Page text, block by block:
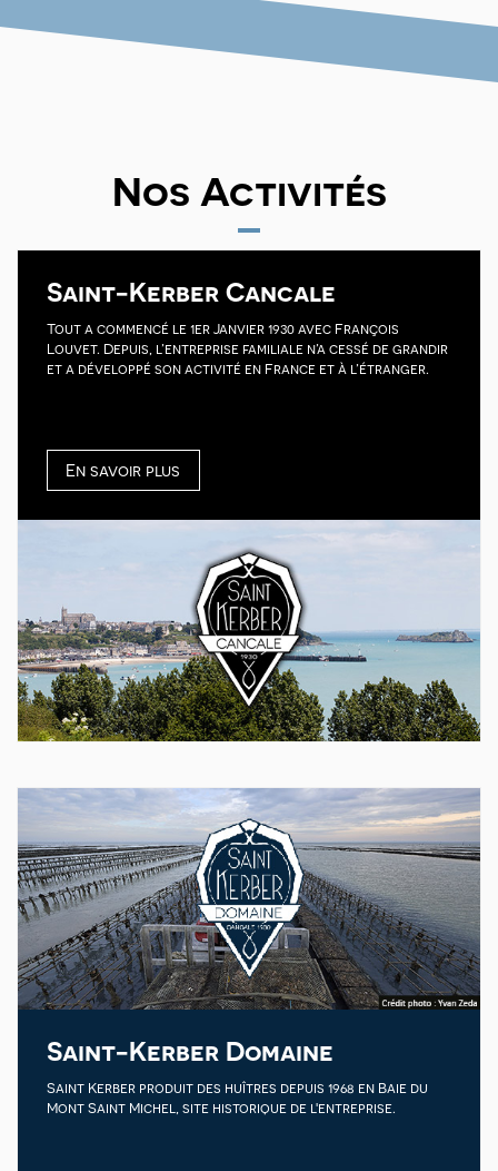
Nos Activités
Saint-Kerber Cancale
Tout a commencé le 1er Janvier 1930 avec François
Louvet. Depuis, l’entreprise familiale n’a cessé de grandir
et a développé son activité en France et à l’étranger.
En savoir plus
Saint-Kerber Domaine
Saint Kerber produit des huîtres depuis 1968 en Baie du
Mont Saint Michel, site historique de l'entreprise.